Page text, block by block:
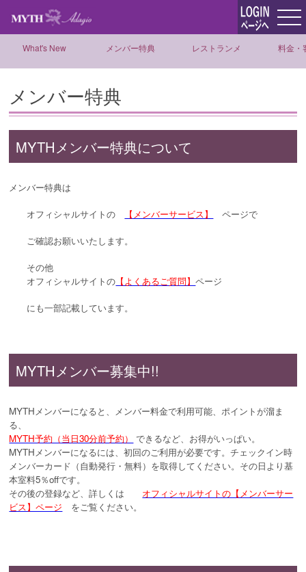
What's New メンバー特典
レストランメ
ニュー
料金・
報
メンバー特典
MYTHメンバー特典について
メンバー特典は
オフィシャルサイトの 【メンバーサービス】 ページで
ご確認お願いいたします。
その他
オフィシャルサイトの 【よくあるご質問】ページ
にも一部記載しています。
MYTHメンバー募集中!!
MYTHメンバーになると、メンバー料金で利用可能、ポイントが溜ま
る、
MYTH予約（当日30分前予約）
できるなど、お得がいっぱい。
MYTHメンバーになるには、初回のご利用が必要です。チェックイン時
メンバーカード（自動発行・無料）を取得してください。その日より基
本室料5％offです。
その後の登録など、詳しくは オフィシャルサイトの【メンバーサー
ビス】ページ をご覧ください。